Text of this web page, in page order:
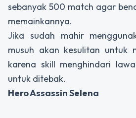
sebanyak 500 match agar
memainkannya.
Jika sudah mahir
musuh akan kesulitan untuk
karena skill menghindari
untuk ditebak.
Hero Assassin Selena